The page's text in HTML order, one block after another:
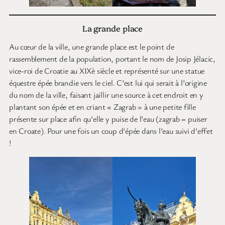
La grande place
Au cœur de la ville, une grande place est le point de
rassemblement de la population, portant le nom de Josip Jélacic,
vice-roi de Croatie au XIXè siècle et représenté sur une statue
équestre épée brandie vers le ciel. C’est lui qui serait à l’origine
du nom de la ville, faisant jaillir une source à cet endroit en y
plantant son épée et en criant « Zagrab » à une petite fille
présente sur place afin qu’elle y puise de l’eau (zagrab = puiser
en Croate). Pour une fois un coup d’épée dans l’eau suivi d’effet
!